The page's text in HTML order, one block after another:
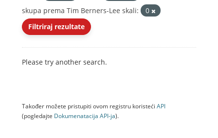
skupa prema Tim Berners-Lee skali:
0
Filtriraj rezultate
Please try another search.
Također možete pristupiti ovom registru koristeći API
(pogledajte Dokumenаtаcijа API-jа).